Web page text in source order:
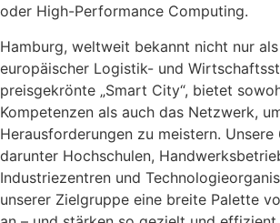
oder High-Performance Computing.
Hamburg, weltweit bekannt nicht nur
europäischer Logistik- und
preisgekrönte „Smart City“, bietet
Kompetenzen als auch das Netzwerk,
Herausforderungen zu meistern. Unsere
darunter Hochschulen,
Industriezentren und
unserer Zielgruppe eine breite Palette